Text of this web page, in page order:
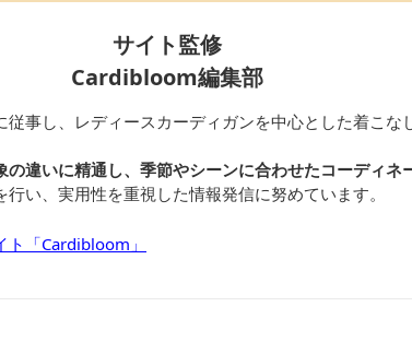
サイト監修
Cardibloom編集部
事し、レディースカーディガンを中心とした着こな
違いに精通し、季節やシーンに合わせたコーディネ
い、実用性を重視した情報発信に努めています。
「Cardibloom」